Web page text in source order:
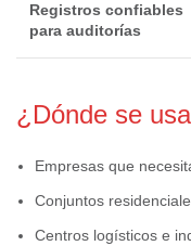
Registros confiables
para auditorías
¿Dónde se
Empresas que
Conjuntos
Centros logísticos e